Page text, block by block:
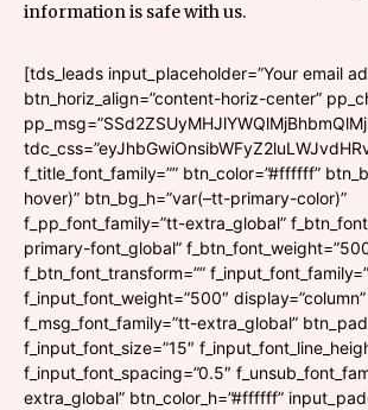
information is safe with us.
[tds_leads input_placeholder=”Your email
btn_horiz_align=”content-horiz-center”
f_title_font_family=”” btn_color=”#ffffff”
hover)” btn_bg_h=”var(–tt-primary-color)”
f_pp_font_family=”tt-extra_global”
primary-font_global”
f_btn_font_transform=””
f_input_font_weight=”500″
f_msg_font_family=”tt-extra_global”
f_input_font_size=”15″
f_input_font_spacing=”0.5″
extra_global” btn_color_h=”#ffffff”